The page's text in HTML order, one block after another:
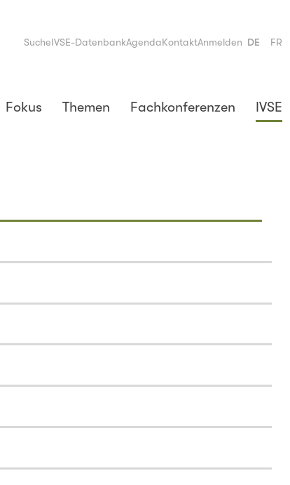
SucheIVSE-DatenbankAgendaKontaktAnmelden DE FR
Fokus Themen Fachkonferenzen IVSE